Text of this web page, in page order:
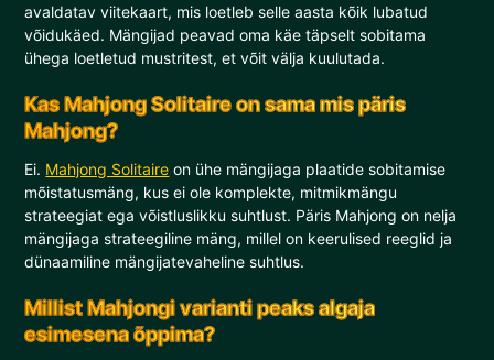
avaldatav viitekaart, mis loetleb selle aasta kõik lubatud
võidukäed. Mängijad peavad oma käe täpselt sobitama
ühega loetletud mustritest, et võit välja kuulutada.
Kas Mahjong Solitaire on sama mis päris
Mahjong?
Ei. Mahjong Solitaire on ühe mängijaga plaatide sobitamise
mõistatusmäng, kus ei ole komplekte, mitmikmängu
strateegiat ega võistluslikku suhtlust. Päris Mahjong on nelja
mängijaga strateegiline mäng, millel on keerulised reeglid ja
dünaamiline mängijatevaheline suhtlus.
Millist Mahjongi varianti peaks algaja
esimesena õppima?